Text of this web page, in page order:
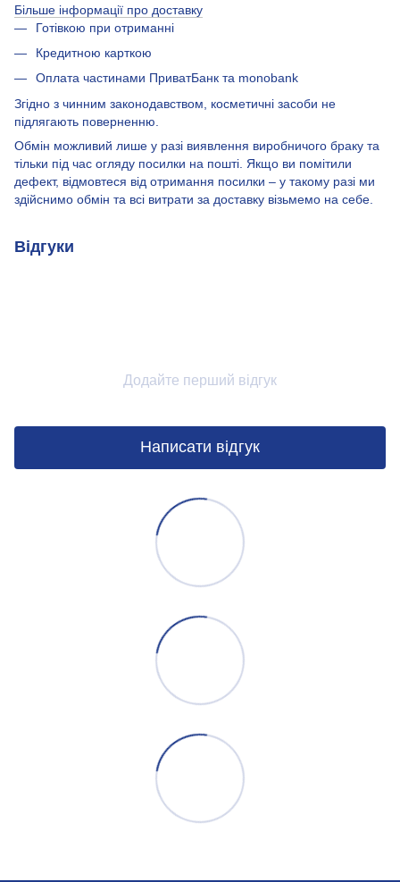
Більше інформації про доставку
Готівкою при отриманні
Кредитною карткою
Оплата частинами ПриватБанк та monobank
Згідно з чинним законодавством, косметичні засоби не
підлягають поверненню.
Обмін можливий лише у разі виявлення виробничого браку та
тільки під час огляду посилки на пошті. Якщо ви помітили
дефект, відмовтеся від отримання посилки – у такому разі ми
здійснимо обмін та всі витрати за доставку візьмемо на себе.
Відгуки
Додайте перший відгук
Написати відгук